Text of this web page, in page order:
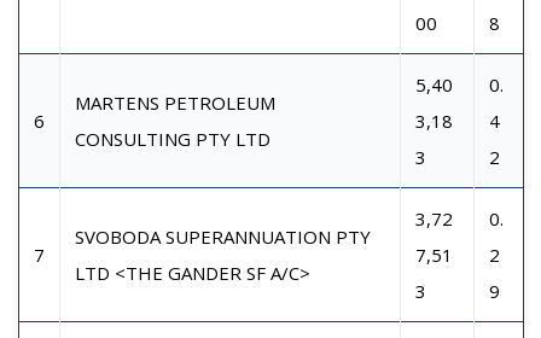
00
8
6
MARTENS PETROLEUM
CONSULTING PTY LTD
5,40
3,18
3
0.
4
2
7
SVOBODA SUPERANNUATION PTY
LTD <THE GANDER SF A/C>
3,72
7,51
3
0.
2
9